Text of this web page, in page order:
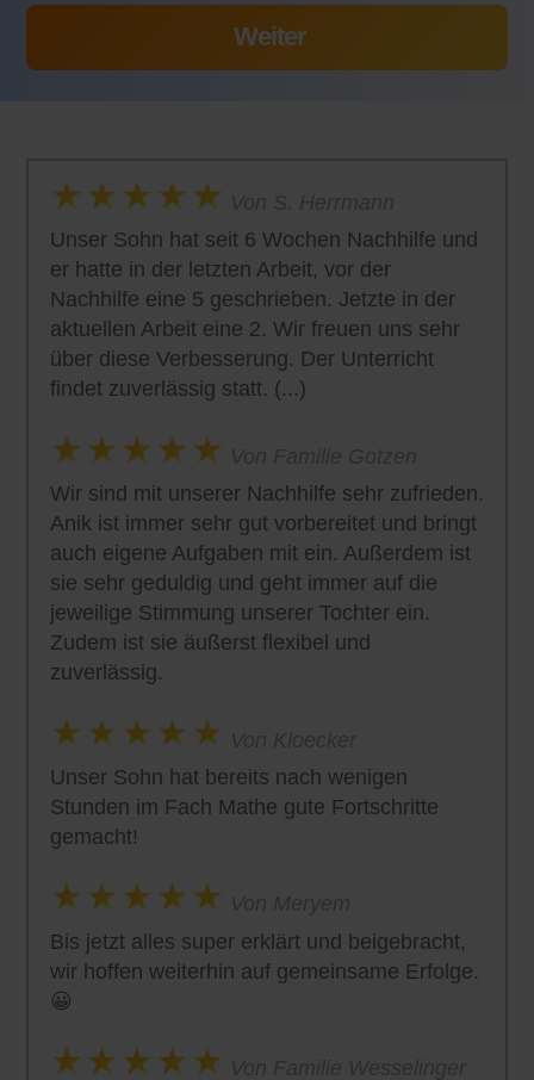
Unser Sohn hat seit 6 Wochen Nachhilfe und
er hatte in der letzten Arbeit, vor der
Nachhilfe eine 5 geschrieben. Jetzte in der
aktuellen Arbeit eine 2. Wir freuen uns sehr
über diese Verbesserung. Der Unterricht
findet zuverlässig statt. (...)
Wir sind mit unserer Nachhilfe sehr zufrieden.
Anik ist immer sehr gut vorbereitet und bringt
auch eigene Aufgaben mit ein. Außerdem ist
sie sehr geduldig und geht immer auf die
jeweilige Stimmung unserer Tochter ein.
Zudem ist sie äußerst flexibel und
zuverlässig.
Unser Sohn hat bereits nach wenigen
Stunden im Fach Mathe gute Fortschritte
gemacht!
Bis jetzt alles super erklärt und beigebracht,
wir hoffen weiterhin auf gemeinsame Erfolge.
😀